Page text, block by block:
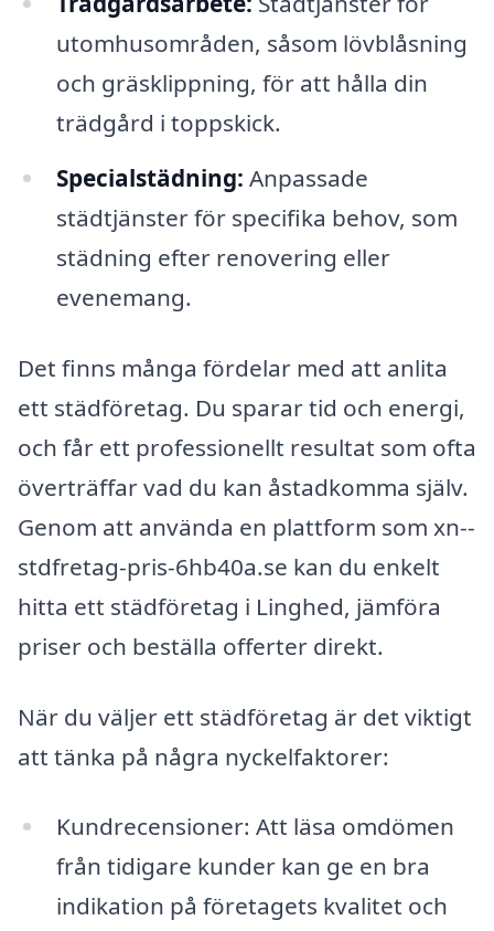
utomhusområden, såsom lövblåsning
och gräsklippning, för att hålla din
trädgård i toppskick.
Specialstädning: Anpassade
städtjänster för specifika behov, som
städning efter renovering eller
evenemang.
Det finns många fördelar med att anlita
ett städföretag. Du sparar tid och energi,
och får ett professionellt resultat som ofta
överträffar vad du kan åstadkomma själv.
Genom att använda en plattform som xn--
stdfretag-pris-6hb40a.se kan du enkelt
hitta ett städföretag i Linghed, jämföra
priser och beställa offerter direkt.
När du väljer ett städföretag är det viktigt
att tänka på några nyckelfaktorer:
Kundrecensioner: Att läsa omdömen
från tidigare kunder kan ge en bra
indikation på företagets kvalitet och